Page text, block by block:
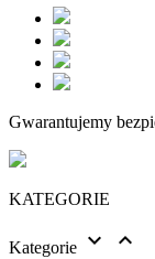
Gwarantujemy
KATEGORIE
Kategorie  